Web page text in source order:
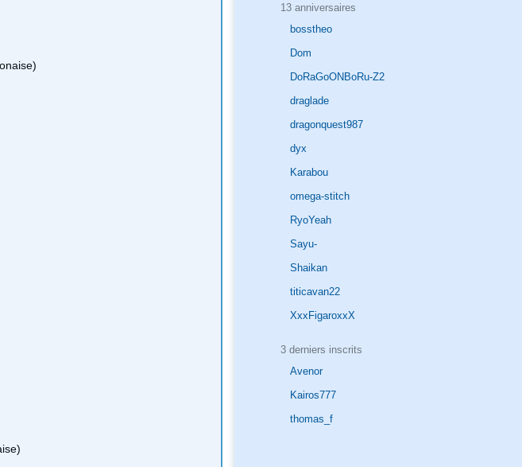
13 anniversaires
bosstheo
Dom
DoRaGoONBoRu-Z2
draglade
dragonquest987
dyx
Karabou
omega-stitch
RyoYeah
Sayu-
Shaikan
titicavan22
XxxFigaroxxX
3 derniers inscrits
Avenor
Kairos777
thomas_f